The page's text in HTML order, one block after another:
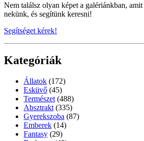
Nem találsz olyan képet a galériánkban,
nekünk, és segítünk keresni!
Segítséget kérek!
Kategóriák
Állatok (172)
Esküvő (45)
Természet (488)
Absztrakt (335)
Gyerekszoba (87)
Emberek (14)
Fantasy (29)